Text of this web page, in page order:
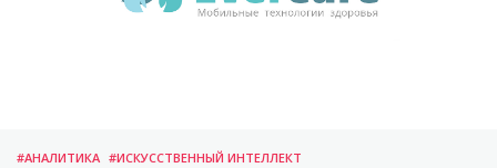
#АНАЛИТИКА #ИСКУССТВЕННЫЙ ИНТЕЛЛЕКТ